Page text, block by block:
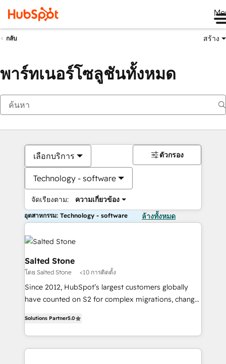
กลับ สร้าง
พาร์ทเนอร์โซลูชันทั้งหมด
เลือกบริการ
Technology - software
จัดเรียงตาม: ความเกี่ยวข้อง
ตัวกรอง
อุตสาหกรรม: Technology - software ล้างทั้งหมด
Salted Stone
โดย Salted Stone <10 การติดตั้ง
Since 2012, HubSpot’s largest customers globally
have counted on S2 for complex migrations, change
solutions that deliver measurable impact and
transform brand experiences As one of the few full-
service creative agencies in the HubSpot
Solutions Partner5.0